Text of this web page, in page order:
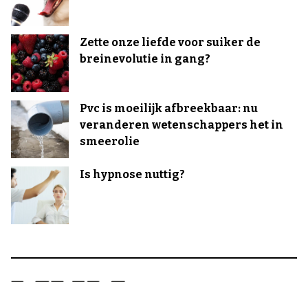
Zette onze liefde voor suiker de
breinevolutie in gang?
Pvc is moeilijk afbreekbaar: nu
veranderen wetenschappers het in
smeerolie
Is hypnose nuttig?